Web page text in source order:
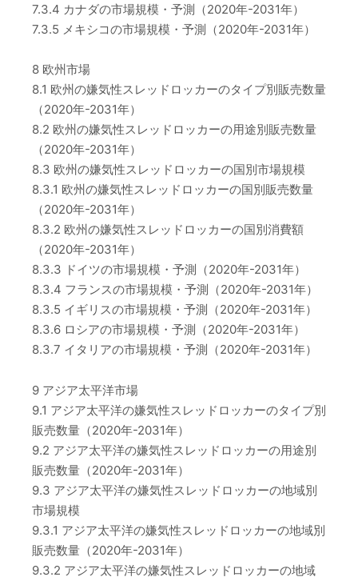
7.3.4 カナダの市場規模・予測（2020年-2031年）
7.3.5 メキシコの市場規模・予測（2020年-2031年）
8 欧州市場
8.1 欧州の嫌気性スレッドロッカーのタイプ別販売数量
（2020年-2031年）
8.2 欧州の嫌気性スレッドロッカーの用途別販売数量
（2020年-2031年）
8.3 欧州の嫌気性スレッドロッカーの国別市場規模
8.3.1 欧州の嫌気性スレッドロッカーの国別販売数量
（2020年-2031年）
8.3.2 欧州の嫌気性スレッドロッカーの国別消費額
（2020年-2031年）
8.3.3 ドイツの市場規模・予測（2020年-2031年）
8.3.4 フランスの市場規模・予測（2020年-2031年）
8.3.5 イギリスの市場規模・予測（2020年-2031年）
8.3.6 ロシアの市場規模・予測（2020年-2031年）
8.3.7 イタリアの市場規模・予測（2020年-2031年）
9 アジア太平洋市場
9.1 アジア太平洋の嫌気性スレッドロッカーのタイプ別
販売数量（2020年-2031年）
9.2 アジア太平洋の嫌気性スレッドロッカーの用途別
販売数量（2020年-2031年）
9.3 アジア太平洋の嫌気性スレッドロッカーの地域別
市場規模
9.3.1 アジア太平洋の嫌気性スレッドロッカーの地域別
販売数量（2020年-2031年）
9.3.2 アジア太平洋の嫌気性スレッドロッカーの地域